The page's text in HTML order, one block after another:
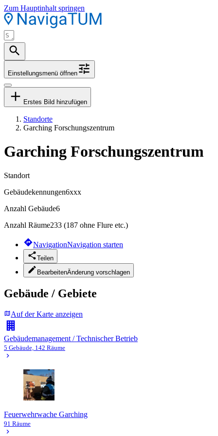
Zum Hauptinhalt springen
Einstellungsmenü öffnen
Erstes Bild hinzufügen
Standorte
Garching Forschungszentrum
Garching Forschungszentrum
Standort
Gebäudekennungen6xxx
Anzahl Gebäude6
Anzahl Räume233 (187 ohne Flure etc.)
NavigationNavigation starten
Teilen
BearbeitenÄnderung vorschlagen
Gebäude / Gebiete
Auf der Karte anzeigen
Gebäudemanagement / Technischer Betrieb
5 Gebäude, 142 Räume
Feuerwehrwache Garching
91 Räume